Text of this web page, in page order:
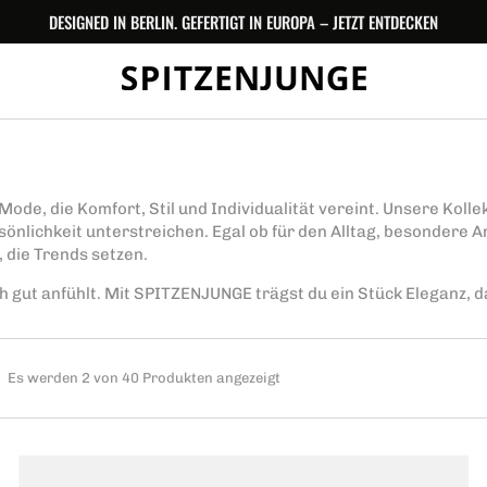
DESIGNED IN BERLIN. GEFERTIGT IN EUROPA – JETZT ENTDECKEN
die Komfort, Stil und Individualität vereint. Unsere
unterstreichen. Egal ob für den Alltag, besondere
Trends setzen.
anfühlt. Mit SPITZENJUNGE trägst du ein Stück Eleganz,
Es werden 2 von 40 Produkten angezeigt